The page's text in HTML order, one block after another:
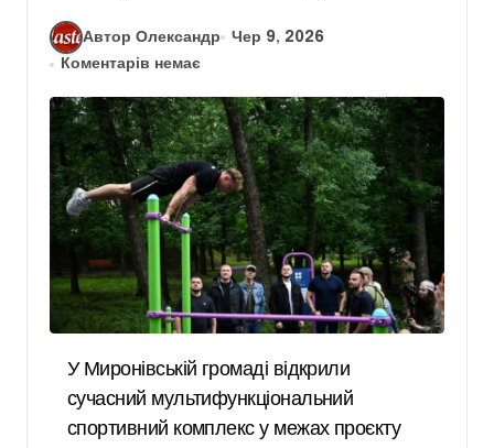
Автор Олександр
Чер 9, 2026
Коментарів немає
У Миронівській громаді відкрили
сучасний мультифункціональний
спортивний комплекс у межах проєкту